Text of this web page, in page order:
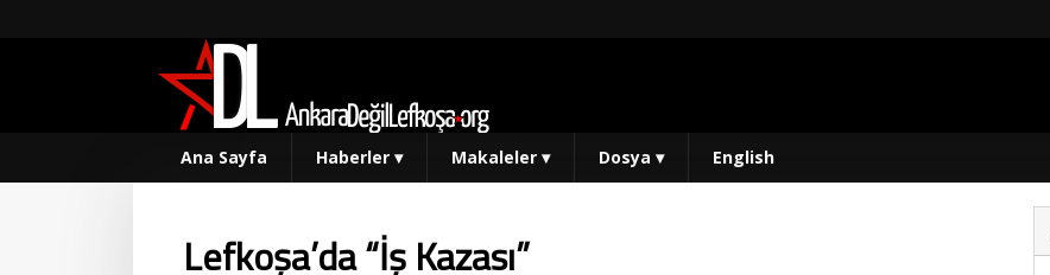
Ana Sayfa Haberler ▾ Makaleler ▾ Dosya ▾ English
Lefkoşa’da “İş Kazası”